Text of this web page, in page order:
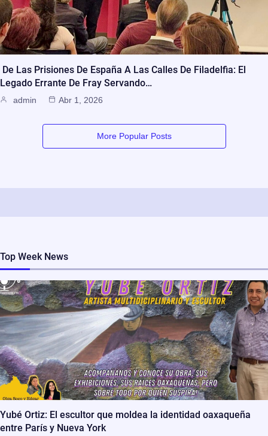
De Las Prisiones De España A Las Calles De Filadelfia: El
Legado Errante De Fray Servando…
admin Abr 1, 2026
More Popular Posts
Top Week News
Yubé Ortiz: El escultor que moldea la identidad oaxaqueña
entre París y Nueva York